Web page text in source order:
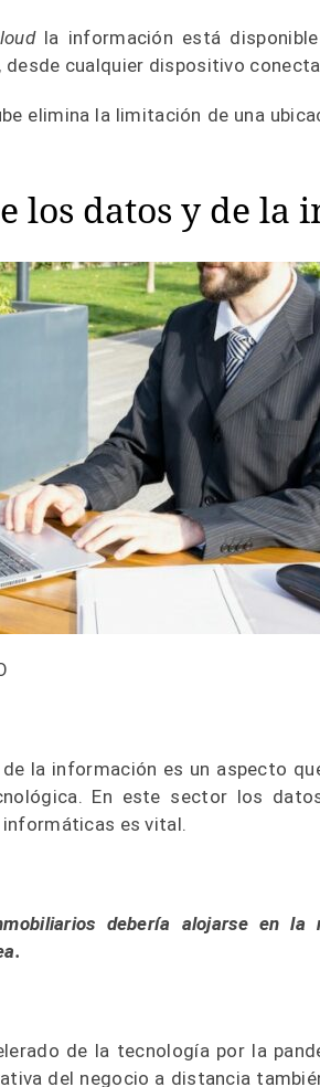
la información está
cualquier dispositivo
elimina la limitación de una
los datos y de la
la información es un aspecto
En este sector los
es vital.
debería alojarse en
de la tecnología por la
del negocio a distancia